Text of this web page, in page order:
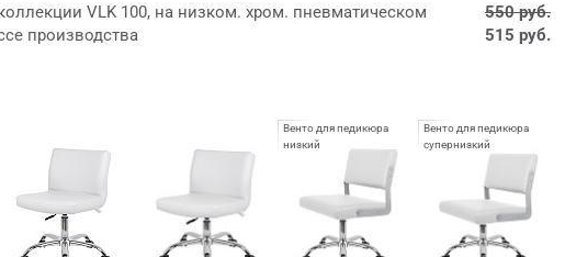
VLK 100, на низком. хром. пневматическом
производства
550 руб.
515 руб.